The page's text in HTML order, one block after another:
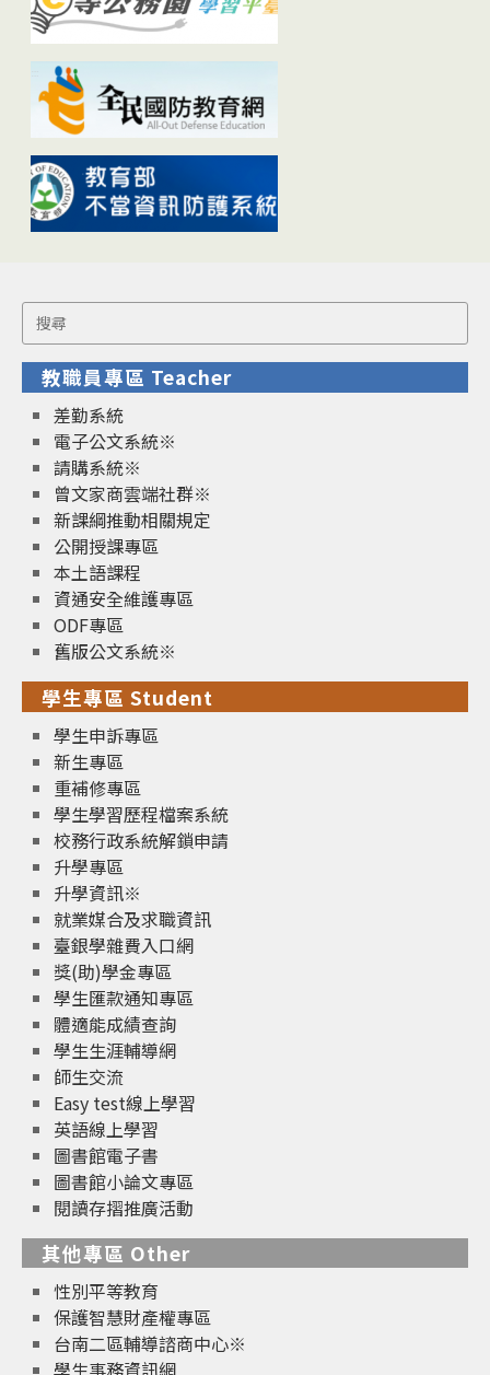
Search
for:
教職員專區 Teacher
差勤系統
電子公文系統※
請購系統※
曾文家商雲端社群※
新課綱推動相關規定
公開授課專區
本土語課程
資通安全維護專區
ODF專區
舊版公文系統※
學生專區 Student
學生申訴專區
新生專區
重補修專區
學生學習歷程檔案系統
校務行政系統解鎖申請
升學專區
升學資訊※
就業媒合及求職資訊
臺銀學雜費入口網
獎(助)學金專區
學生匯款通知專區
體適能成績查詢
學生生涯輔導網
師生交流
Easy test線上學習
英語線上學習
圖書館電子書
圖書館小論文專區
閱讀存摺推廣活動
其他專區 Other
性別平等教育
保護智慧財產權專區
台南二區輔導諮商中心※
學生事務資訊網